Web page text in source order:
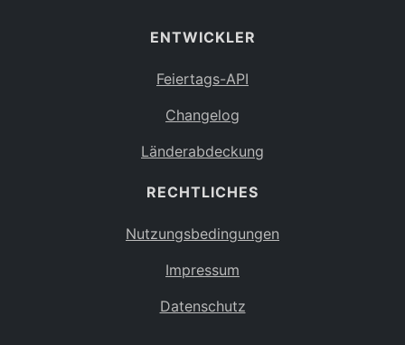
ENTWICKLER
Feiertags-API
Changelog
Länderabdeckung
RECHTLICHES
Nutzungsbedingungen
Impressum
Datenschutz